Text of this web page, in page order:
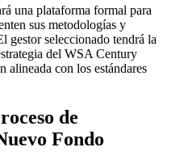
una plataforma formal para
sus metodologías y
gestor seleccionado tendrá la
del WSA Century
alineada con los estándares
de
Fondo